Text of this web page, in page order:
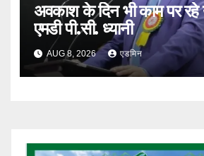
अवकाश के दिन भी काम पर रहे
एमडी पी.सी. ध्यानी
AUG 8, 2026 एडमिन